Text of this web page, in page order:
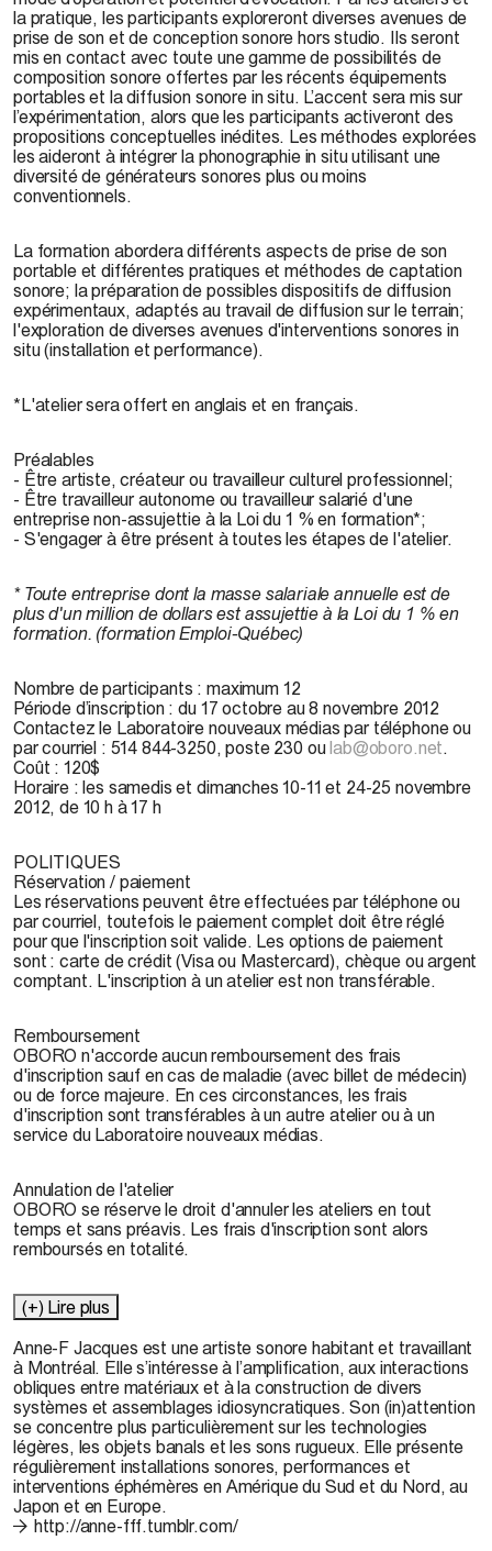
la pratique, les participants exploreront diverses avenues de
prise de son et de conception sonore hors studio. Ils seront
mis en contact avec toute une gamme de possibilités de
composition sonore offertes par les récents équipements
portables et la diffusion sonore in situ. L’accent sera mis sur
l’expérimentation, alors que les participants activeront des
propositions conceptuelles inédites. Les méthodes explorées
les aideront à intégrer la phonographie in situ utilisant une
diversité de générateurs sonores plus ou moins
conventionnels.
La formation abordera différents aspects de prise de son
portable et différentes pratiques et méthodes de captation
sonore; la préparation de possibles dispositifs de diffusion
expérimentaux, adaptés au travail de diffusion sur le terrain;
l'exploration de diverses avenues d'interventions sonores in
situ (installation et performance).
*L'atelier sera offert en anglais et en français.
Préalables
- Être artiste, créateur ou travailleur culturel professionnel;
- Être travailleur autonome ou travailleur salarié d'une
entreprise non-assujettie à la Loi du 1 % en formation*;
- S'engager à être présent à toutes les étapes de l'atelier.
* Toute entreprise dont la masse salariale annuelle est de
plus d'un million de dollars est assujettie à la Loi du 1 % en
formation. (formation Emploi-Québec)
Nombre de participants : maximum 12
Période d’inscription: du 17 octobre au 8 novembre 2012
Contactez le Laboratoire nouveaux médias par téléphone ou
par courriel : 514 844-3250, poste 230 oulab@oboro.net.
Coût : 120$
Horaire: les samedis et dimanches 10-11 et 24-25 novembre
2012, de 10 h à 17 h
POLITIQUES
Réservation / paiement
Les réservations peuvent être effectuées par téléphone ou
par courriel, toutefois le paiement complet doit être réglé
pour que l'inscription soit valide. Les options de paiement
sont : carte de crédit (Visa ou Mastercard), chèque ou argent
comptant. L'inscription à un atelier est non transférable.
Remboursement
OBORO n'accorde aucun remboursement des frais
d'inscription sauf en cas de maladie (avec billet de médecin)
ou de force majeure. En ces circonstances, les frais
d'inscription sont transférables à un autre atelier ou à un
service du Laboratoire nouveaux médias.
Annulation de l'atelier
OBORO se réserve le droit d'annuler les ateliers en tout
temps et sans préavis. Les frais d'inscription sont alors
remboursés en totalité.
(+) Lire plus
Anne-F Jacques est une artiste sonore habitant et travaillant
à Montréal. Elle s’intéresse à l’amplification, aux interactions
obliques entre matériaux et à la construction de divers
systèmes et assemblages idiosyncratiques. Son (in)attention
se concentre plus particulièrement sur les technologies
légères, les objets banals et les sons rugueux. Elle présente
régulièrement installations sonores, performances et
interventions éphémères en Amérique du Sud et du Nord, au
Japon et en Europe.
http://anne-fff.tumblr.com/